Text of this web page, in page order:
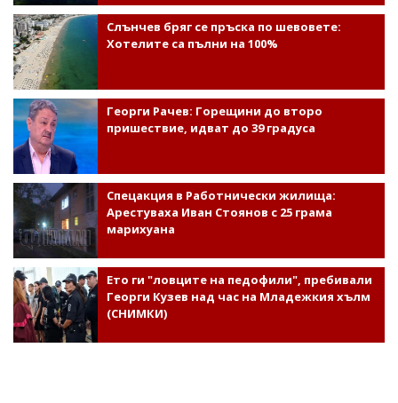
Слънчев бряг се пръска по шевовете:
Хотелите са пълни на 100%
Георги Рачев: Горещини до второ
пришествие, идват до 39 градуса
Спецакция в Работнически жилища:
Арестуваха Иван Стоянов с 25 грама
марихуана
Ето ги "ловците на педофили", пребивали
Георги Кузев над час на Младежкия хълм
(СНИМКИ)